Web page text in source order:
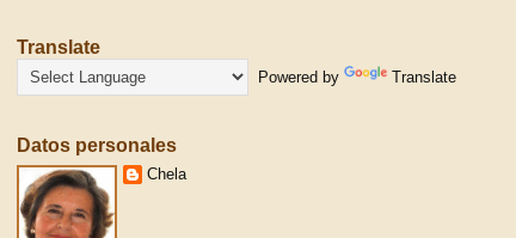
Translate
Powered by Translate
Datos personales
Chela